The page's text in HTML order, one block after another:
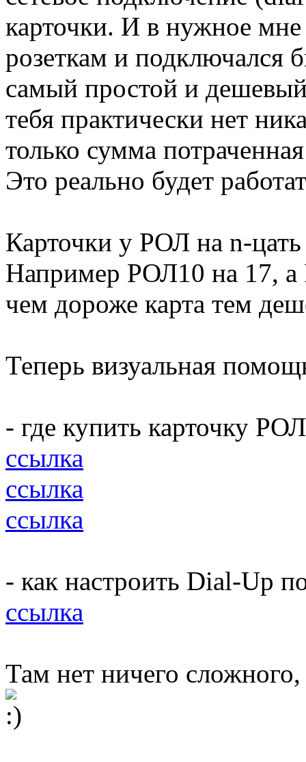
карточки. И в нужное
розеткам и подключался
самый простой и
тебя практически нет
только сумма
Это реально будет
Карточки у РОЛ на n-цать
Например РОЛ10 на 17,
чем дороже карта тем
Теперь визуальная
- где купить карточку
ссылка
ссылка
ссылка
- как настроить Dial-Up
ссылка
Там нет ничего